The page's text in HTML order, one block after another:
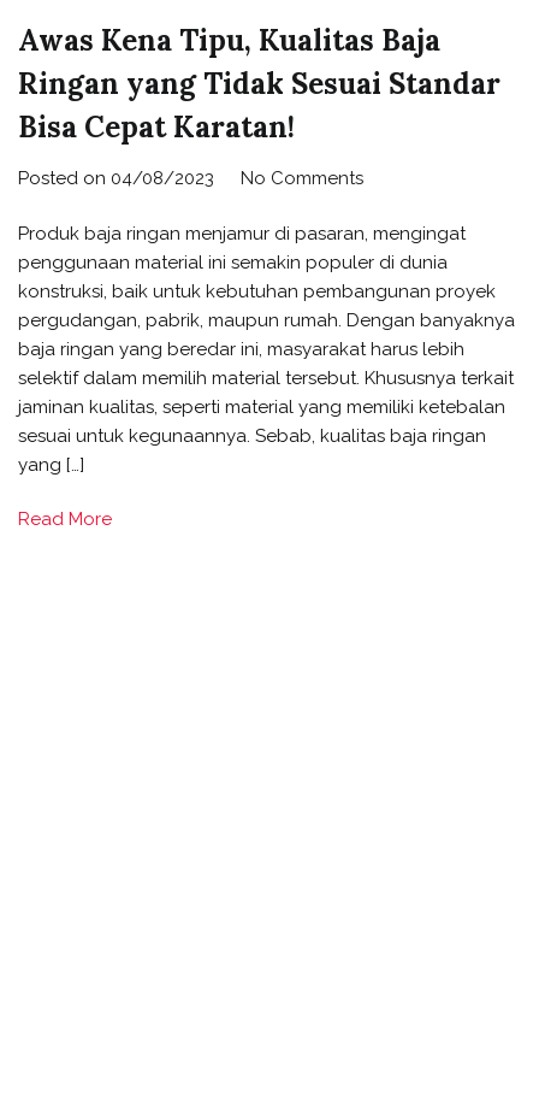
Awas Kena Tipu, Kualitas Baja
Ringan yang Tidak Sesuai Standar
Bisa Cepat Karatan!
Posted on 04/08/2023 No Commentson
Kena
Tipu,
Kualitas Baja
Ringan
yang
Tidak
Sesuai
Standar
Produk baja ringan menjamur di pasaran, mengingat
penggunaan material ini semakin populer di dunia
konstruksi, baik untuk kebutuhan pembangunan proyek
pergudangan, pabrik, maupun rumah. Dengan banyaknya
baja ringan yang beredar ini, masyarakat harus lebih
selektif dalam memilih material tersebut. Khususnya terkait
jaminan kualitas, seperti material yang memiliki ketebalan
sesuai untuk kegunaannya. Sebab, kualitas baja ringan
yang […]
Read More